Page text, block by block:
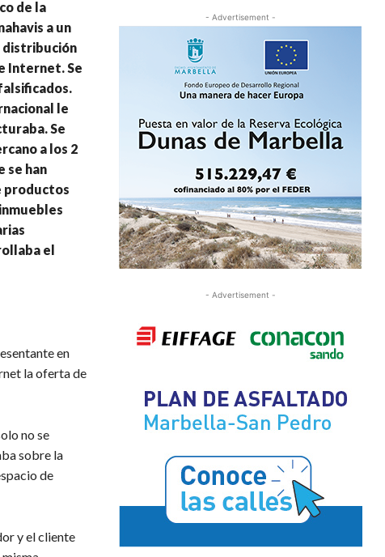
de la
a un
distribución
Internet. Se
le
Se
a los 2
se han
productos
el
en
la oferta de
no se
sobre la
de
y el cliente
- Advertisement -
- Advertisement -